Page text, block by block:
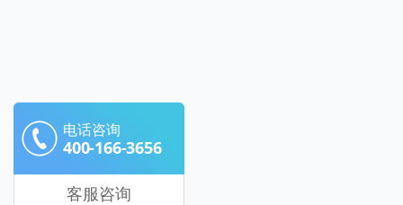
电话咨询
400-166-3656
客服咨询